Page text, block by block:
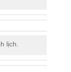
lịch.